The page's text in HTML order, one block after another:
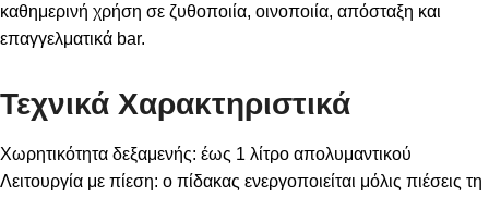
καθημερινή χρήση σε ζυθοποιία, οινοποιία, απόσταξη και
επαγγελματικά bar.
Τεχνικά Χαρακτηριστικά
Χωρητικότητα δεξαμενής: έως 1 λίτρο απολυμαντικού
Λειτουργία με πίεση: ο πίδακας ενεργοποιείται μόλις πιέσεις τη